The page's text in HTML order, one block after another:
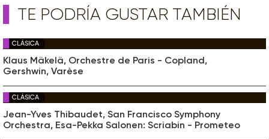
TE PODRÍA GUSTAR TAMBIÉN
CLÁSICA
Klaus Mäkelä, Orchestre de Paris - Copland,
Gershwin, Varèse
CLÁSICA
Jean-Yves Thibaudet, San Francisco Symphony
Orchestra, Esa-Pekka Salonen: Scriabin - Prometeo